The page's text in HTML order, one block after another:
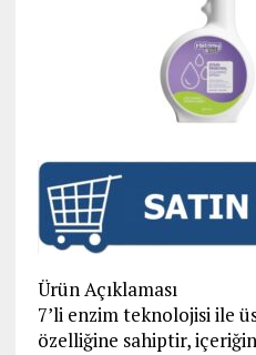
Ürün Açıklaması
7’li enzim teknolojisi ile
özelliğine sahiptir,